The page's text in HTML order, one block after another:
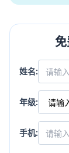
姓名:
年级:
手机: